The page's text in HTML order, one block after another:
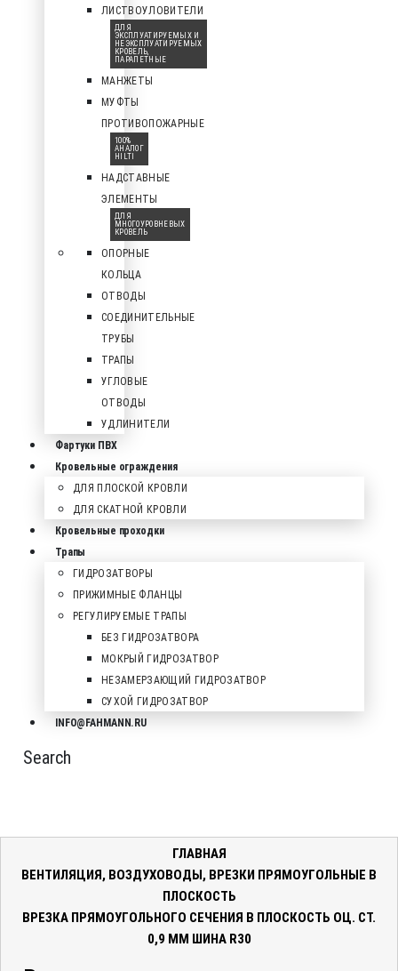
ЛИСТВОУЛОВИТЕЛИ
ДЛЯ
ЭКСПЛУАТИРУЕМЫХ И
НЕЭКСПЛУАТИРУЕМЫХ
КРОВЕЛЬ,
ПАРАПЕТНЫЕ
МАНЖЕТЫ
МУФТЫ
ПРОТИВОПОЖАРНЫЕ
100%
АНАЛОГ
HILTI
НАДСТАВНЫЕ
ЭЛЕМЕНТЫ
ДЛЯ
МНОГОУРОВНЕВЫХ
КРОВЕЛЬ
ОПОРНЫЕ
КОЛЬЦА
ОТВОДЫ
СОЕДИНИТЕЛЬНЫЕ
ТРУБЫ
ТРАПЫ
УГЛОВЫЕ
ОТВОДЫ
УДЛИНИТЕЛИ
Фартуки ПВХ
Кровельные ограждения
ДЛЯ ПЛОСКОЙ КРОВЛИ
ДЛЯ СКАТНОЙ КРОВЛИ
Кровельные проходки
Трапы
ГИДРОЗАТВОРЫ
ПРИЖИМНЫЕ ФЛАНЦЫ
РЕГУЛИРУЕМЫЕ ТРАПЫ
БЕЗ ГИДРОЗАТВОРА
МОКРЫЙ ГИДРОЗАТВОР
НЕЗАМЕРЗАЮЩИЙ ГИДРОЗАТВОР
СУХОЙ ГИДРОЗАТВОР
INFO@FAHMANN.RU
Search
ГЛАВНАЯ
ВЕНТИЛЯЦИЯ, ВОЗДУХОВОДЫ, ВРЕЗКИ ПРЯМОУГОЛЬНЫЕ В
ПЛОСКОСТЬ
ВРЕЗКА ПРЯМОУГОЛЬНОГО СЕЧЕНИЯ В ПЛОСКОСТЬ ОЦ. СТ.
0,9 ММ ШИНА R30